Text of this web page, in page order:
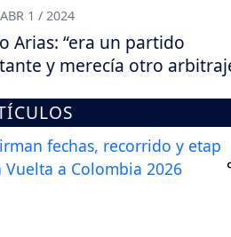
1 / 2024
Arias: “era un partido
y merecía otro